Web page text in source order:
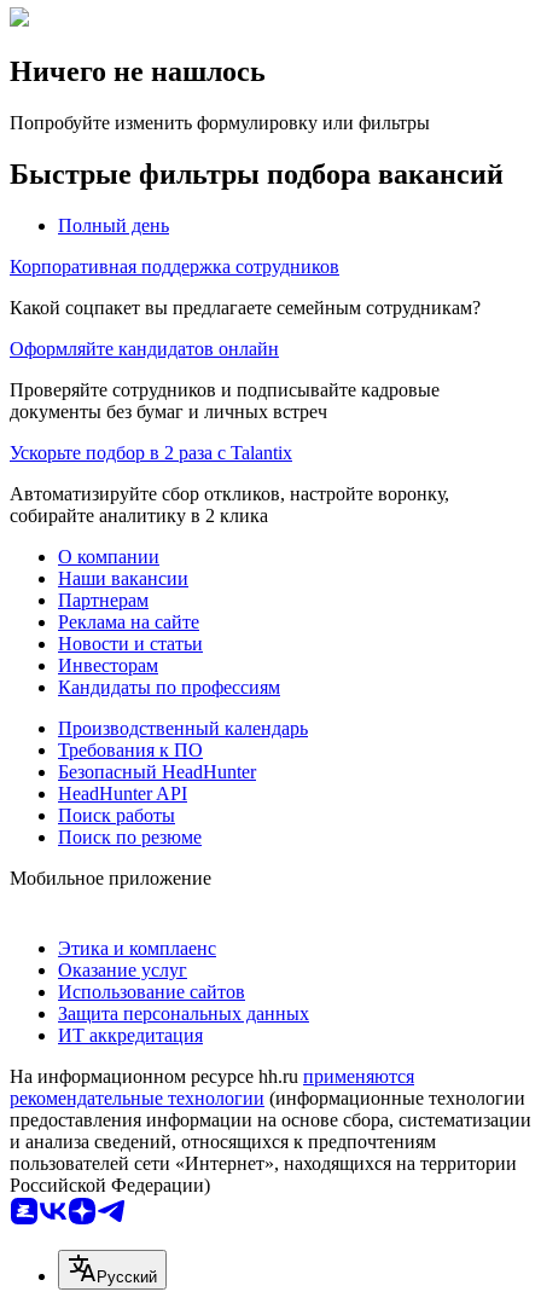
Ничего не нашлось
Попробуйте изменить формулировку или фильтры
Быстрые фильтры подбора вакансий
Полный день
Корпоративная поддержка сотрудников
Какой соцпакет вы предлагаете семейным сотрудникам?
Оформляйте кандидатов онлайн
Проверяйте сотрудников и подписывайте кадровые
документы без бумаг и личных встреч
Ускорьте подбор в 2 раза с Talantix
Автоматизируйте сбор откликов, настройте воронку,
собирайте аналитику в 2 клика
О компании
Наши вакансии
Партнерам
Реклама на сайте
Новости и статьи
Инвесторам
Кандидаты по профессиям
Производственный календарь
Требования к ПО
Безопасный HeadHunter
HeadHunter API
Поиск работы
Поиск по резюме
Мобильное приложение
Этика и комплаенс
Оказание услуг
Использование сайтов
Защита персональных данных
ИТ аккредитация
На информационном ресурсе hh.ru применяются
рекомендательные технологии (информационные технологии
предоставления информации на основе сбора, систематизации
и анализа сведений, относящихся к предпочтениям
пользователей сети «Интернет», находящихся на территории
Российской Федерации)
Русский